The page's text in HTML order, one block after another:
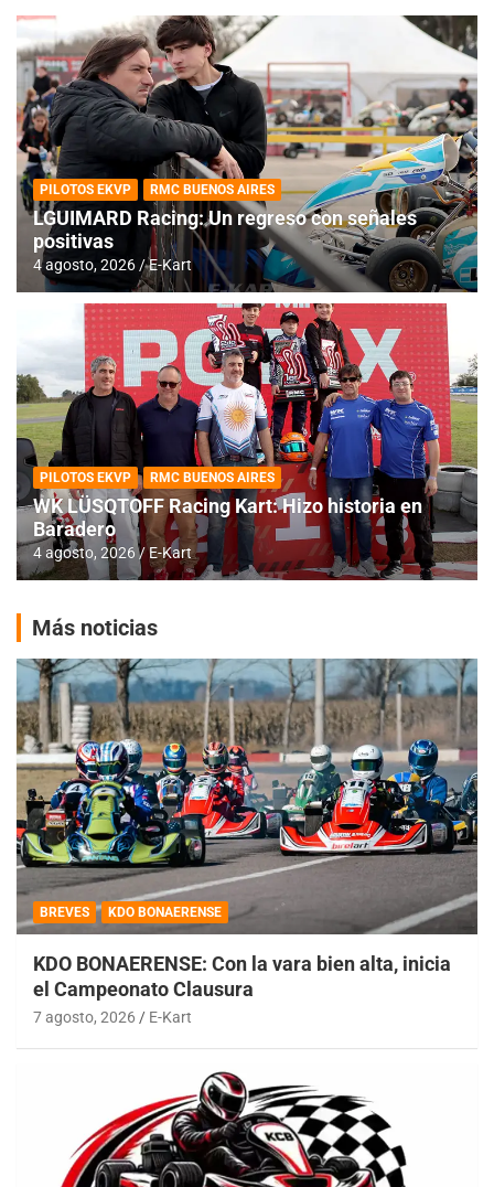
PILOTOS EKVP RMC BUENOS AIRES
LGUIMARD Racing: Un regreso con señales
positivas
4 agosto, 2026 E-Kart
PILOTOS EKVP RMC BUENOS AIRES
WK LÜSQTOFF Racing Kart: Hizo historia en
Baradero
4 agosto, 2026 E-Kart
Más noticias
BREVES KDO BONAERENSE
KDO BONAERENSE: Con la vara bien alta, inicia
el Campeonato Clausura
7 agosto, 2026 E-Kart